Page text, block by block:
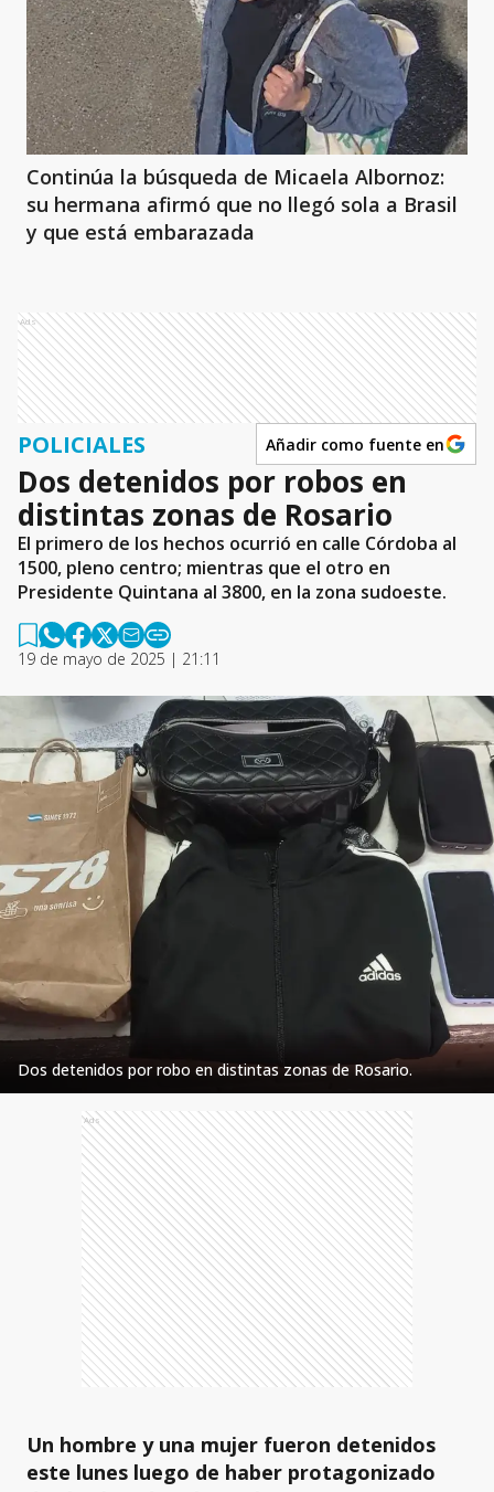
Continúa la búsqueda de Micaela Albornoz:
su hermana afirmó que no llegó sola a Brasil
y que está embarazada
Ads
POLICIALES Añadir como fuente en
Dos detenidos por robos en
distintas zonas de Rosario
El primero de los hechos ocurrió en calle Córdoba al
1500, pleno centro; mientras que el otro en
Presidente Quintana al 3800, en la zona sudoeste.
19 de mayo de 2025 | 21:11
Dos detenidos por robo en distintas zonas de Rosario.
Ads
Un hombre y una mujer fueron detenidos
este lunes luego de haber protagonizado